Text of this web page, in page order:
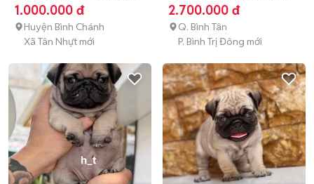
(hơn 1 tuổi)
1.000.000 đ
Huyện Bình Chánh
Xã Tân Nhựt mới
tháng tuổi)
2.700.000 đ
Q. Bình Tân
P. Bình Trị Đông mới